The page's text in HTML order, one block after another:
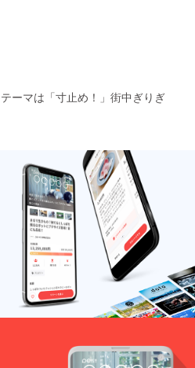
ーマは「寸止め！」街中ぎりぎ